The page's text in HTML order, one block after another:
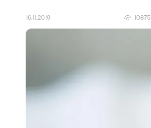
16.11.2019 10875